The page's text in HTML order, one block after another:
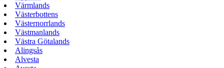
Värmlands
Västerbottens
Västernorrlands
Västmanlands
Västra Götalands
Alingsås
Alvesta